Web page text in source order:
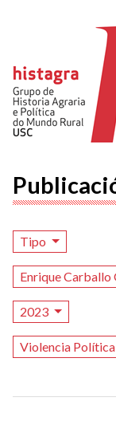
Tipo
Enrique Carballo
2023
Violencia Política